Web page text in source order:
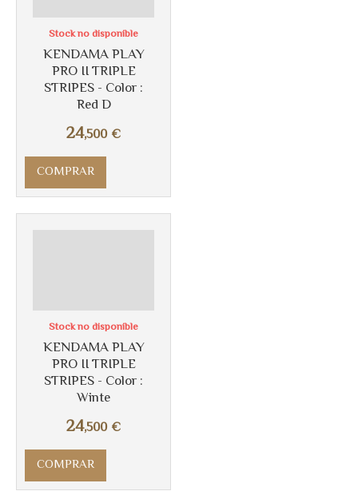
KENDAMA PLAY
PRO II TRIPLE
STRIPES - Color :
Red D
24,500 €
Stock no disponible
COMPRAR
KENDAMA PLAY
PRO II TRIPLE
STRIPES - Color :
Winte
24,500 €
Stock no disponible
COMPRAR
Más info